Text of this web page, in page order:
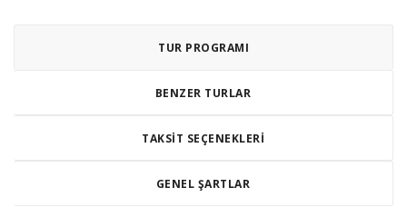
TUR PROGRAMI
BENZER TURLAR
TAKSIT SEÇENEKLERI
GENEL ŞARTLAR